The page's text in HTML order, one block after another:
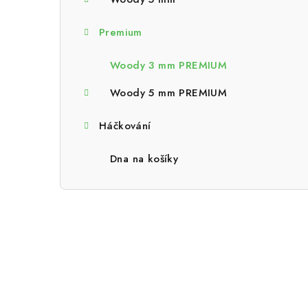
e
Premium
Woody 3 mm PREMIUM
Woody 5 mm PREMIUM
Háčkování
Dna na košíky